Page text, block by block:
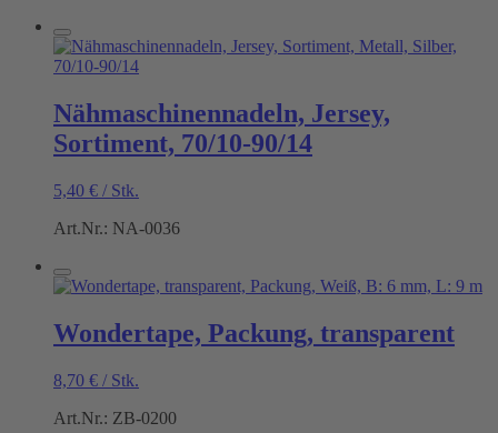
Nähmaschinennadeln, Jersey,
Sortiment, 70/10-90/14
5,40 € / Stk.
Art.Nr.: NA-0036
Wondertape, Packung, transparent
8,70 € / Stk.
Art.Nr.: ZB-0200